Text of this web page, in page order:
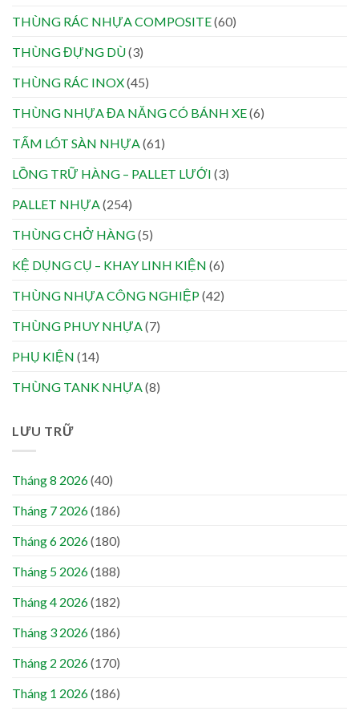
THÙNG RÁC NHỰA COMPOSITE(60)
THÙNG ĐỰNG DÙ(3)
THÙNG RÁC INOX(45)
THÙNG NHỰA ĐA NĂNG CÓ BÁNH XE(6)
TẤM LÓT SÀN NHỰA(61)
LỒNG TRỮ HÀNG – PALLET LƯỚI (3)
PALLET NHỰA(254)
THÙNG CHỞ HÀNG(5)
KỆ DỤNG CỤ – KHAY LINH KIỆN (6)
THÙNG NHỰA CÔNG NGHIỆP(42)
THÙNG PHUY NHỰA(7)
PHỤ KIỆN (14)
THÙNG TANK NHỰA(8)
LƯU TRỮ
Tháng 8 2026(40)
Tháng 7 2026(186)
Tháng 6 2026(180)
Tháng 5 2026(188)
Tháng 4 2026(182)
Tháng 3 2026(186)
Tháng 2 2026(170)
Tháng 1 2026(186)